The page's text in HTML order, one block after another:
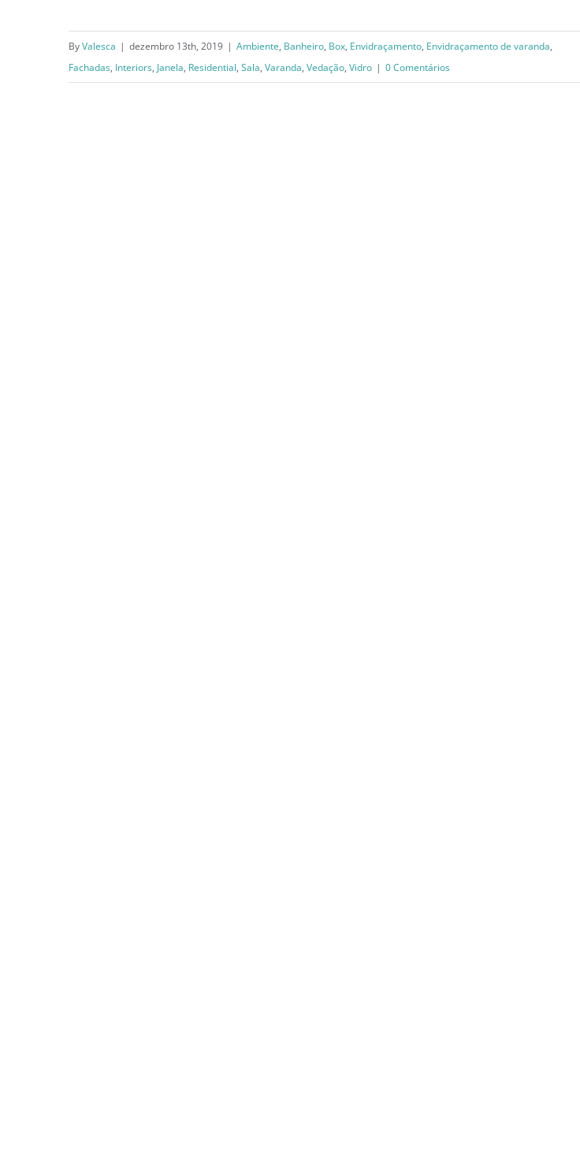
Vedação
ByValesca | dezembro 13th, 2019 | Ambiente, Banheiro, Box, Envidraçamento, Envidraçamento de varanda,
Fachadas, Interiors, Janela, Residential, Sala, Varanda, Vedação, Vidro | 0 Comentários